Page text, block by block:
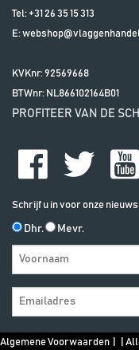
Tel: +31 26 35 15 313
E:
KVKnr: 92569668
BTWnr: NL866102164B01
PROFITEER VAN DE
Schrijf u in voor onze
Dhr. Mevr.
Algemene Voorwaarden | |